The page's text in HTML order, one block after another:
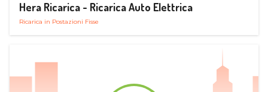
Hera Ricarica - Ricarica Auto Elettrica
Ricarica in Postazioni Fisse